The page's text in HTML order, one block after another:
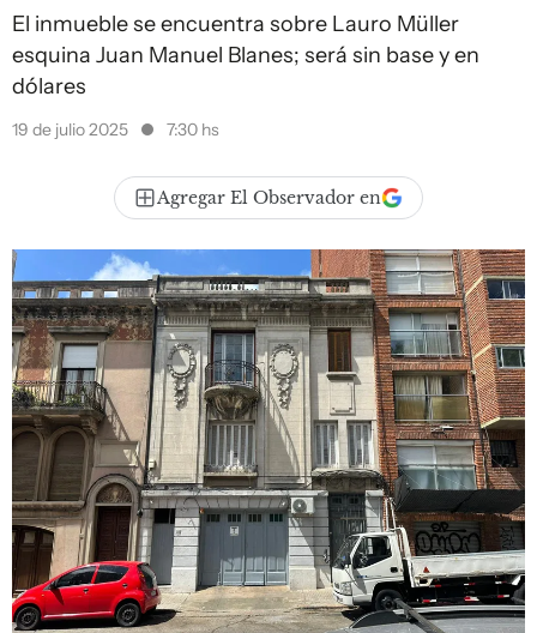
El inmueble se encuentra sobre Lauro Müller
esquina Juan Manuel Blanes; será sin base y en
dólares
19 de julio 2025 7:30 hs
Agregar El Observador en